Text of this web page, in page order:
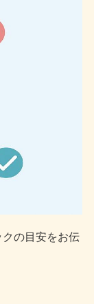
クの目安をお伝